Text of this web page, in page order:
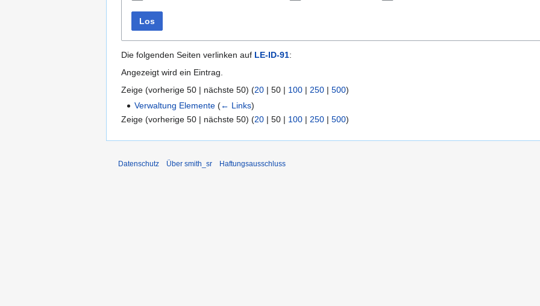
Los
Die folgenden Seiten verlinken auf LE-ID-91:
Angezeigt wird ein Eintrag.
Zeige (vorherige 50 | nächste 50) (20 | 50 | 100 | 250 | 500)
Verwaltung Elemente (← Links)
Zeige (vorherige 50 | nächste 50) (20 | 50 | 100 | 250 | 500)
Datenschutz Über smith_sr Haftungsausschluss